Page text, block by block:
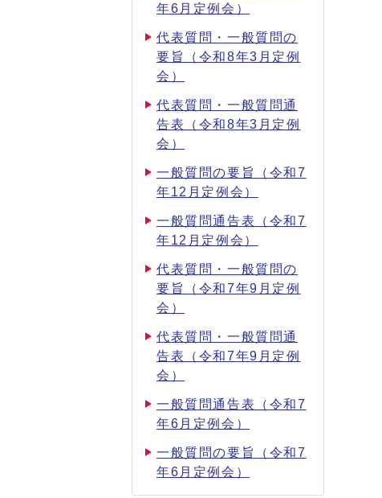
年6月定例会）
代表質問・一般質問の
要旨（令和8年3月定例
会）
代表質問・一般質問通
告表（令和8年3月定例
会）
一般質問の要旨（令和7
年12月定例会）
一般質問通告表（令和7
年12月定例会）
代表質問・一般質問の
要旨（令和7年9月定例
会）
代表質問・一般質問通
告表（令和7年9月定例
会）
一般質問通告表（令和7
年6月定例会）
一般質問の要旨（令和7
年6月定例会）